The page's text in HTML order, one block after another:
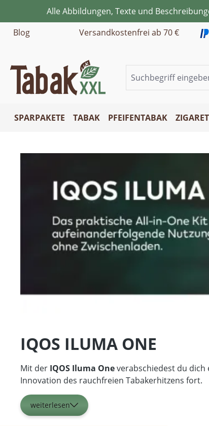
Hauptinhalt springen
Zur Suche springen
Zur Hauptnavigation springen
Alle Abbildungen, Texte und
Blog
Versandkostenfrei ab 70 €
SPARPAKETE TABAK PFEIFENTABAK
IQOS ILUMA ONE
Mit der IQOS Iluma Oneverabschiedest du dich
Innovation des rauchfreien Tabakerhitzens fort.
weiterlesen